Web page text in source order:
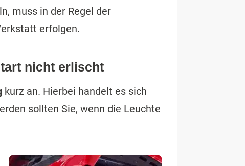
muss in der Regel der
erfolgen.
nicht erlischt
kurz an. Hierbei handelt es sich
sollten Sie, wenn die Leuchte